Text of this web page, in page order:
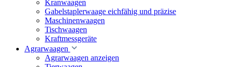
Kranwaagen
Gabelstaplerwaage eichfähig und präzise
Maschinenwaagen
Tischwaagen
Kraftmessgeräte
Agrarwaagen
Agrarwaagen anzeigen